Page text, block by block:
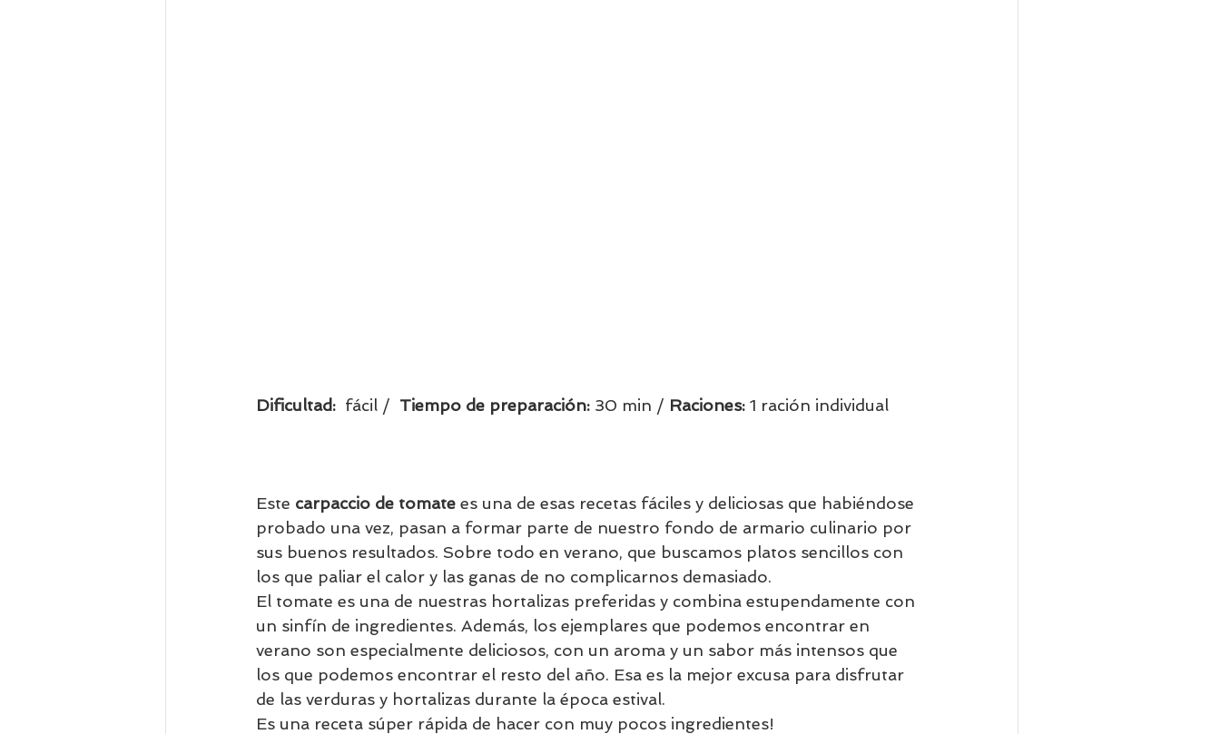
Dificultad: fácil / Tiempo de preparación: 30 min / Raciones: 1 ración individual
Este carpaccio de tomate es una de esas recetas fáciles y deliciosas que habiéndose
probado una vez, pasan a formar parte de nuestro fondo de armario culinario por
sus buenos resultados. Sobre todo en verano, que buscamos platos sencillos con
los que paliar el calor y las ganas de no complicarnos demasiado.
El tomate es una de nuestras hortalizas preferidas y combina estupendamente con
un sinfín de ingredientes. Además, los ejemplares que podemos encontrar en
verano son especialmente deliciosos, con un aroma y un sabor más intensos que
los que podemos encontrar el resto del año. Esa es la mejor excusa para disfrutar
de las verduras y hortalizas durante la época estival.
Es una receta súper rápida de hacer con muy pocos ingredientes!